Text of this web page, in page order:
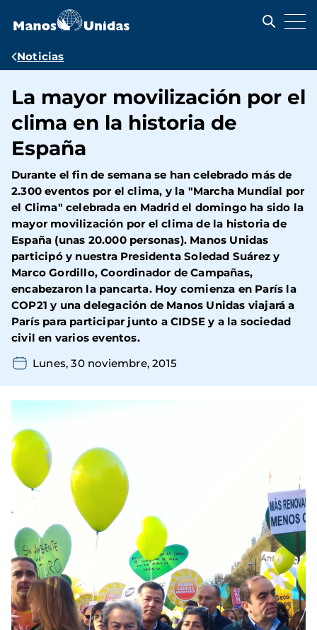
contenido
Ruta
navegación
Noticias
La mayor movilización por el
clima en la historia de
España
Durante el fin de semana se han celebrado más de
2.300 eventos por el clima, y la "Marcha Mundial por
el Clima" celebrada en Madrid el domingo ha sido la
mayor movilización por el clima de la historia de
España (unas 20.000 personas). Manos Unidas
participó y nuestra Presidenta Soledad Suárez y
Marco Gordillo, Coordinador de Campañas,
encabezaron la pancarta. Hoy comienza en París la
COP21 y una delegación de Manos Unidas viajará a
París para participar junto a CIDSE y a la sociedad
civil en varios eventos.
Lunes, 30 noviembre, 2015